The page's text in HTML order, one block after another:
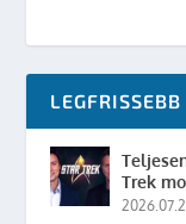
Trek